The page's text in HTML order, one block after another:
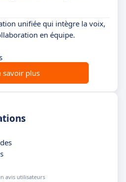
unifiée qui intègre la voix,
en équipe.
savoir plus
avis utilisateurs